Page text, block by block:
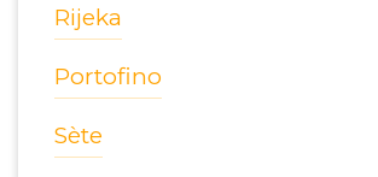
Rijeka
Portofino
Sète